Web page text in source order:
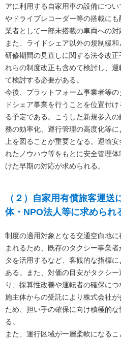
アに利用する自家用車の設備につ
やドライブレコーダー等の搭載に
業者として一部未搭載の車両への対
また、ライドシェア以外の規制緩
研修期間の見直しに関する法令改
れらの制度改正も含めて検討し、
て検討する必要がある。
今後、プラットフォーム事業者等
ドシェア事業を行うことを位置付
る予定である。こうした新規参入
務の効率化、運行管理の高度化等
上を図ることが重要となる。運輸
れたノウハウ等をもとに安全管理
けた早期の対応が求められる。
（２）自家用有償旅客運送
体・NPO法人等に求められ
制度の適用対象となる交通空白地
まれるため、既存のタクシー事業
タを活用するなど、客観的な指標
ある。また、対価の目安がタクシ
り、採算性改善や運転者の確保に
施主体からの受託により株式会社
ため、担い手の確保に向け積極的
る。
また、運行区域が一層柔軟になる